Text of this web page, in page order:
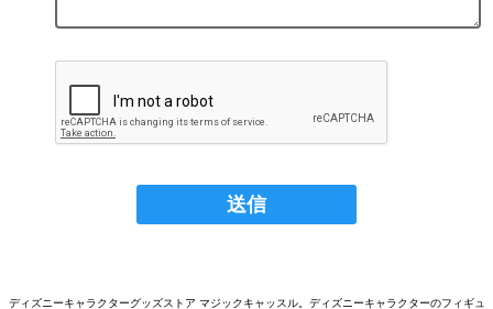
ディズニーキャラクターグッズストア マジックキャッスル。ディズニーキャラクターのフィギュ